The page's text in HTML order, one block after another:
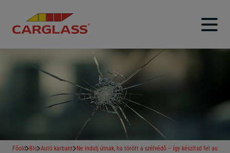
FőoldalBlogAutó karbantartásNe indulj útnak, ha törött a szélvédő – így készítsd fel